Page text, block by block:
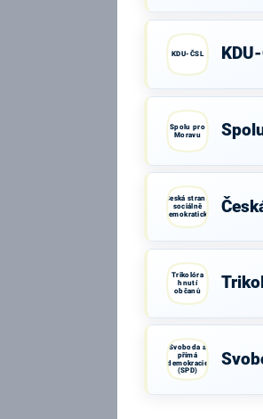
KDU-ČSL
Spolu pro
Moravu
Česká strana
sociálně
demokratická
Trikolóra
hnutí
občanů
Svoboda a
přímá
demokracie
(SPD)